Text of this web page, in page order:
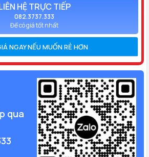
HỆ TRỰC TIẾP
082.3737.333
Để có giá tốt nhất
NGAY NẾU MUỐN RẺ HƠN
qua